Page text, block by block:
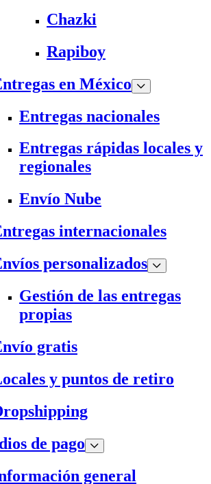
Chazki
Rapiboy
en México
Entregas nacionales
Entregas rápidas locales y
regionales
Envío Nube
internacionales
personalizados
Gestión de las entregas
propias
gratis
y puntos de retiro
de pago
general